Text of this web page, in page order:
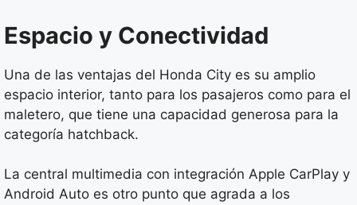
Espacio y Conectividad
Una de las ventajas del Honda City es su amplio
espacio interior, tanto para los pasajeros como para el
maletero, que tiene una capacidad generosa para la
categoría hatchback.
La central multimedia con integración Apple CarPlay y
Android Auto es otro punto que agrada a los